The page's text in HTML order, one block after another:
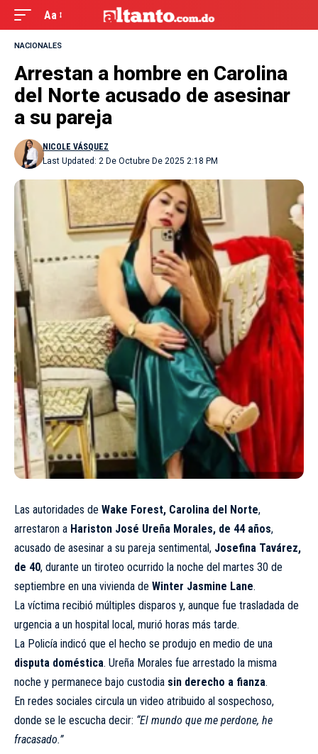
Aa
NACIONALES
Arrestan a hombre en Carolina
del Norte acusado de asesinar
a su pareja
Last Updated: 2 De Octubre De 2025 2:18 PM
NICOLE VÁSQUEZ
Las autoridades de Wake Forest, Carolina del Norte,
arrestaron a Hariston José Ureña Morales, de 44 años,
acusado de asesinar a su pareja sentimental, Josefina Tavárez,
de 40, durante un tiroteo ocurrido la noche del martes 30 de
septiembre en una vivienda de Winter Jasmine Lane.
La víctima recibió múltiples disparos y, aunque fue trasladada de
urgencia a un hospital local, murió horas más tarde.
La Policía indicó que el hecho se produjo en medio de una
disputa doméstica. Ureña Morales fue arrestado la misma
noche y permanece bajo custodia sin derecho a fianza.
En redes sociales circula un video atribuido al sospechoso,
donde se le escucha decir: “El mundo que me perdone, he
fracasado.”